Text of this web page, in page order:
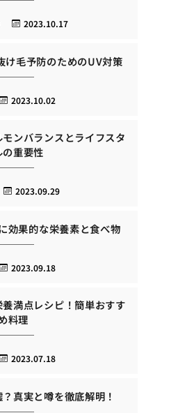
2023.10.17
け毛予防のためのUV対策
2023.10.02
ンバランスとライフスタ
の重要性
2023.09.29
効果的な栄養素と食べ物
2023.09.18
満点レシピ！簡単おすす
料理
2023.07.18
真実と噂を徹底解明！